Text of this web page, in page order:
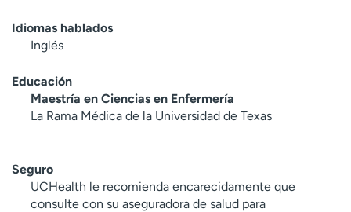
Idiomas hablados
Inglés
Educación
Maestría en Ciencias en Enfermería
La Rama Médica de la Universidad de Texas
Seguro
UCHealth le recomienda encarecidamente que
consulte con su aseguradora de salud para